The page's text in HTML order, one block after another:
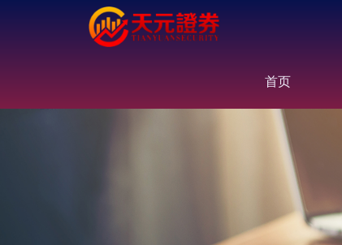
首页